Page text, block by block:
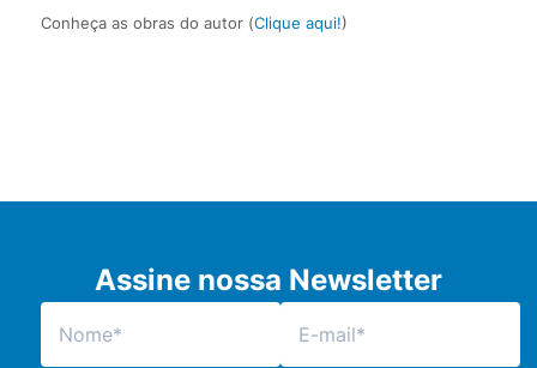
Conheça as obras do autor (Clique aqui!)
Assine nossa Newsletter